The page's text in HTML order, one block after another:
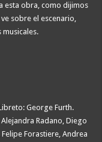
esta obra, como dijimos
ve sobre el escenario,
George Furth.
Radano, Diego
Felipe Forastiere, Andrea